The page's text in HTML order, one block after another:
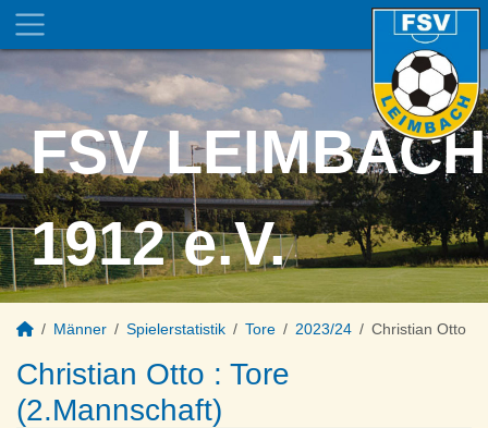
FSV LEIMBACH
1912 e.V.
Männer Spielerstatistik Tore 2023/24 Christian Otto
Christian Otto : Tore
(2.Mannschaft)